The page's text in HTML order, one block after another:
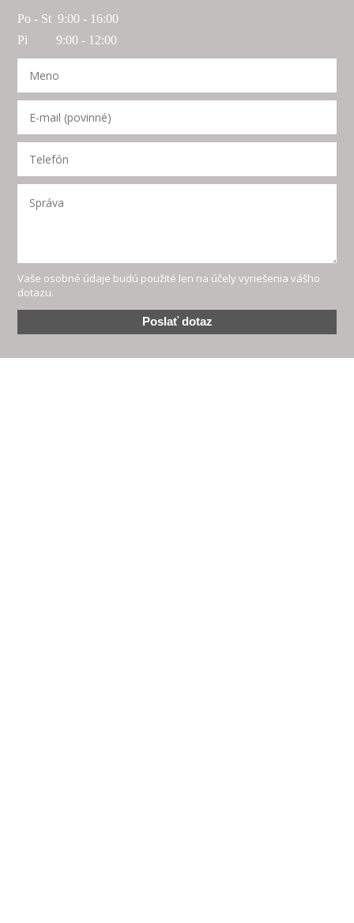
Po - St 9:00 - 16:00
Pi 9:00 - 12:00
Vaše osobné údaje budú použité len na účely vyriešenia vášho
dotazu.
Poslať dotaz